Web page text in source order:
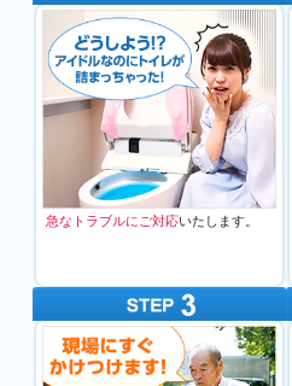
急なトラブルにご対応いたします。